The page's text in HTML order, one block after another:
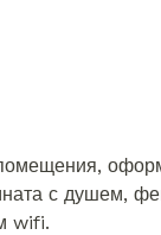
с душем,
wifi.